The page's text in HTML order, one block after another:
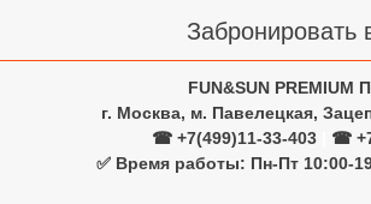
Забронировать
FUN&SUN PREMIUM
г. Москва, м. Павелецкая,
☎ +7(499)11-33-403
☎
✅ Время работы: Пн-Пт 10:00-